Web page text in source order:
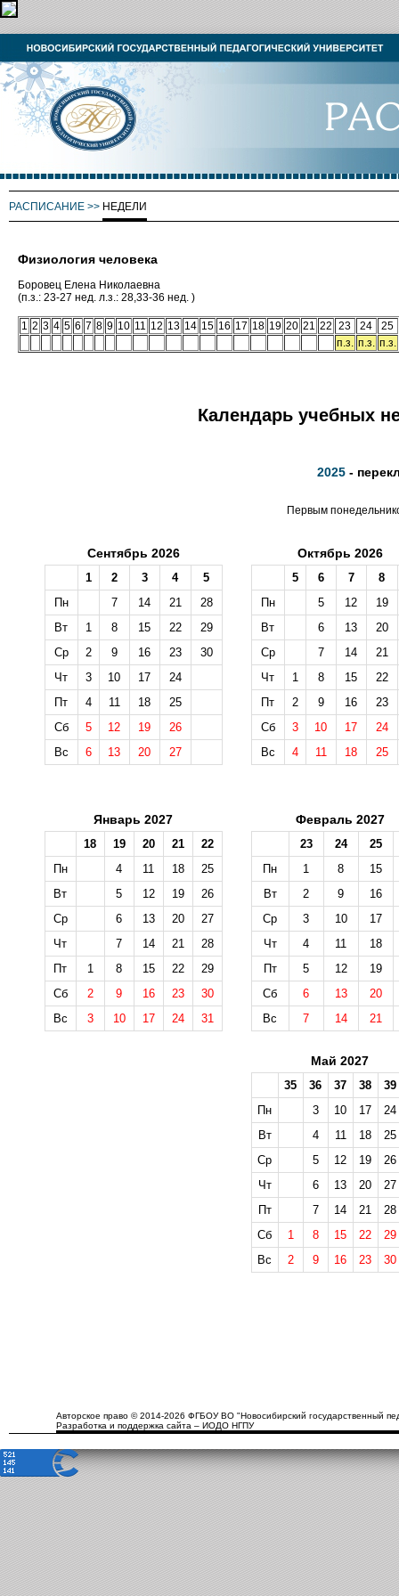
РАСПИСАНИЕ >> НЕДЕЛИ
Физиология человека
Боровец Елена Николаевна
(п.з.: 23-27 нед. л.з.: 28,33-36 нед. )
1 2 3 4 5 6 7 8 9 10 11 12 13 14 15 16 17 18 19 20 21 22 23 24
25
п.з. п.з. п.з.
Календарь учебных
2025 -
Первым
Сентябрь 2026
1 2 3 4
5
Пн
7 14 21
28
Вт
1 8 15 22
29
Ср
2 9 16 23
30
Чт
3 10 17
24
Пт
4 11 18
25
Сб
5 12 19
26
Вс
6 13 20 27
Октябрь 2026
5 6 7
8
Пн
5 12
19
Вт
6 13
20
Ср
7 14
21
Чт
1 8 15
22
Пт
2 9 16
23
Сб
3 10 17
24
Вс
4 11 18 25
Январь 2027
18 19 20 21
22
Пн
4 11 18
25
Вт
5 12 19
26
Ср
6 13 20
27
Чт
7 14 21
28
Пт
1 8 15 22
29
Сб
2 9 16 23
30
Вс
3 10 17 24 31
Февраль 2027
23 24
25
Пн
1 8
15
Вт
2 9
16
Ср
3 10
17
Чт
4 11
18
Пт
5 12
19
Сб
6 13
20
Вс
7 14 21
Май 2027
35 36 37 38
39
Пн
3 10 17
24
Вт
4 11 18
25
Ср
5 12 19
26
Чт
6 13 20
27
Пт
7 14 21
28
Сб
1 8 15 22
29
Вс
2 9 16 23 30
Авторское право © 2014-2026 ФГБОУ ВО "Новосибирский государственный
Разработка и поддержка сайта – ИОДО НГПУ